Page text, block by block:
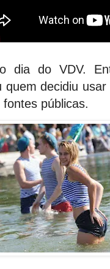
dia do VDV.
quem decidiu
públicas.